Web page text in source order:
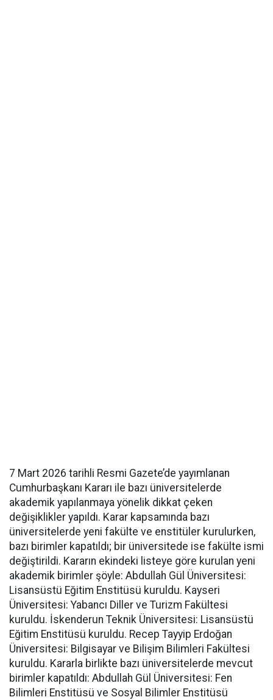
7 Mart 2026 tarihli Resmi Gazete’de yayımlanan
Cumhurbaşkanı Kararı ile bazı üniversitelerde
akademik yapılanmaya yönelik dikkat çeken
değişiklikler yapıldı. Karar kapsamında bazı
üniversitelerde yeni fakülte ve enstitüler kurulurken,
bazı birimler kapatıldı; bir üniversitede ise fakülte ismi
değiştirildi. Kararın ekindeki listeye göre kurulan yeni
akademik birimler şöyle: Abdullah Gül Üniversitesi:
Lisansüstü Eğitim Enstitüsü kuruldu. Kayseri
Üniversitesi: Yabancı Diller ve Turizm Fakültesi
kuruldu. İskenderun Teknik Üniversitesi: Lisansüstü
Eğitim Enstitüsü kuruldu. Recep Tayyip Erdoğan
Üniversitesi: Bilgisayar ve Bilişim Bilimleri Fakültesi
kuruldu. Kararla birlikte bazı üniversitelerde mevcut
birimler kapatıldı: Abdullah Gül Üniversitesi: Fen
Bilimleri Enstitüsü ve Sosyal Bilimler Enstitüsü